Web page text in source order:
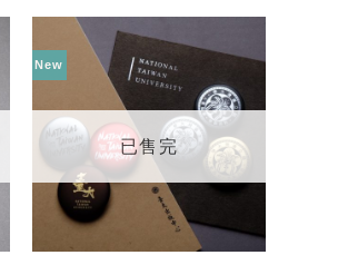
New
「願
望輕
單」
已售完